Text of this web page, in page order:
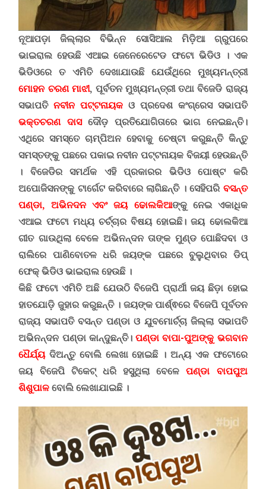
ନୂଆପଡ଼ା ଜିଲ୍ଲାର ବିଭିନ୍ନ ସୋସିଆଲ ମିଡ଼ିଆ ଗ୍ରୁପରେ
ଭାଇରାଲ ହେଉଛି ଏଆଇ ଜେନେରେଟେଡ ଫଟୋ ଭିଡିଓ। ଏକ
ଭିଡିଓରେ ତ ଏମିତି ଦେଖାଯାଉଛି ଯେଉଁଥିରେ ମୁଖ୍ୟମନ୍ତ୍ରୀ
ମୋହନ ଚରଣ ମାଝୀ, ପୂର୍ବତନ ମୁଖ୍ୟମନ୍ତ୍ରୀ ତଥା ବିଜେଡି ରାଜ୍ୟ
ସଭାପତିନବୀନ ପଟ୍ଟନାୟକ ଓ ପ୍ରଦେଶ କଂଗ୍ରେସ ସଭାପତି
ଭକ୍ତଚରଣ ଦାସଦୌଡ଼ ପ୍ରତିଯୋଗିତାରେ ଭାଗ ନେଇଛନ୍ତି।
ଏଥିରେ ସମସ୍ତେ ଚାମ୍ପିଅନ ହେବାକୁ ଚେଷ୍ଟା କରୁଛନ୍ତି କିନ୍ତୁ
ସମସ୍ତଙ୍କୁ ପଛରେ ପକାଇ ନବୀନ ପଟ୍ଟନାୟକ ବିଜୟୀ ହେଉଛନ୍ତି
। ବିଜେଡିର ସମର୍ଥକ ଏହି ପ୍ରକାରର ଭିଡିଓ ପୋଷ୍ଟ କରି
ଅପୋଜିସନଙ୍କୁ ଟାର୍ଗେଟ କରିବାରେ ଲାଗିଛନ୍ତି ।ସେହିପରି ବସନ୍ତ
ପଣ୍ଡା, ଅଭିନଦନ ଏବଂ ଜୟ ଢୋଲକିଆଙ୍କୁ ନେଇ ଏକାଧିକ
ଏଆଇ ଫଟୋ ମଧ୍ୟ ଚର୍ଚ୍ଚାର ବିଷୟ ହୋଇଛି।ଜୟ ଢୋଲକିଆ
ଗୀତ ଗାଉଥିଲା ବେଳେ ଅଭିନନ୍ଦନ ତାଙ୍କ ମୁଣ୍ଡ ପୋଛିଦବା ଓ
ରାଲିରେ ପାଣିବୋତଳ ଧରି ଜୟଙ୍କ ପଛରେ ବୁଲୁଥିବାର ଡିପ୍
ଫେକ୍ ଭିଡିଓ ଭାଇରାଲ ହେଉଛି ।
କିଛି ଫଟୋ ଏମିତି ଅଛି ଯେଉଠି ବିଜେପି ପ୍ରାର୍ଥୀ ଜୟ ଛିଡ଼ା ହୋଇ
ହାତଯୋଡ଼ି ଜୁହାର କରୁଛନ୍ତି । ଜୟଙ୍କ ପାର୍ଶ୍ଵରେ ବିଜେପି ପୂର୍ବତନ
ରାଜ୍ୟ ସଭାପତି ବସନ୍ତ ପଣ୍ଡା ଓ ଯୁବମୋର୍ଚ୍ଚା ଜିଲ୍ଲା ସଭାପତି
ଅଭିନନ୍ଦନ ପଣ୍ଡା କାନ୍ଦୁଛନ୍ତି।ପଣ୍ଡା ବାପା-ପୁଅଙ୍କୁ ଭଗବାନ
ଧୈର୍ଯ୍ୟଦିଅନ୍ତୁ ବୋଲି ଲେଖା ହୋଇଛି । ଅନ୍ୟ ଏକ ଫଟୋରେ
ଜୟ ବିଜେପି ଟିକେଟ୍ ଧରିହସୁଥିଲା ବେଳେପଣ୍ଡା ବାପପୁଅ
ଶିଶୁପାଳ ବୋଲି ଲେଖାଯାଇଛି ।